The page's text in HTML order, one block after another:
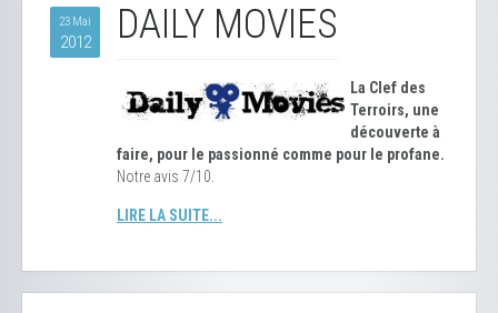
23 Mai
2012 DAILY MOVIES
La Clef des
Terroirs, une
découverte à
faire, pour le passionné comme pour le profane.
Notre avis 7/10.
LIRE LA SUITE...